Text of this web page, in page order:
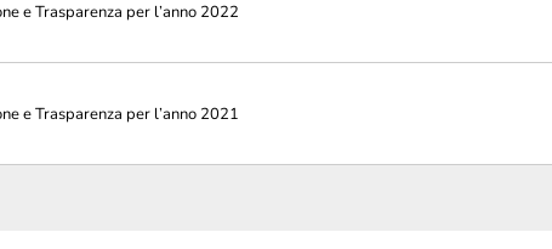
e Trasparenza per l’anno 2022
e Trasparenza per l’anno 2021